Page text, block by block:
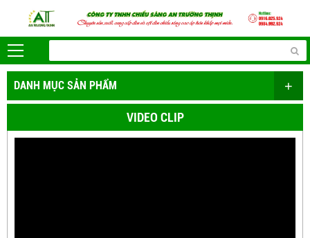
DANH MỤC SẢN PHẨM +
VIDEO CLIP